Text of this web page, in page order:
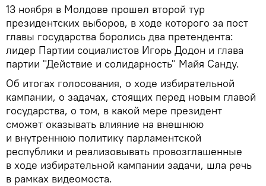
13 ноября в Молдове прошел второй тур
президентских выборов, в ходе которого за пост
главы государства боролись два претендента:
лидер Партии социалистов Игорь Додон и глава
партии "Действие и солидарность" Майя Санду.
Об итогах голосования, о ходе избирательной
кампании, о задачах, стоящих перед новым главой
государства, о том, в какой мере президент
сможет оказывать влияние на внешнюю
и внутреннюю политику парламентской
республики и реализовывать провозглашенные
в ходе избирательной кампании задачи, шла речь
в рамках видеомоста.